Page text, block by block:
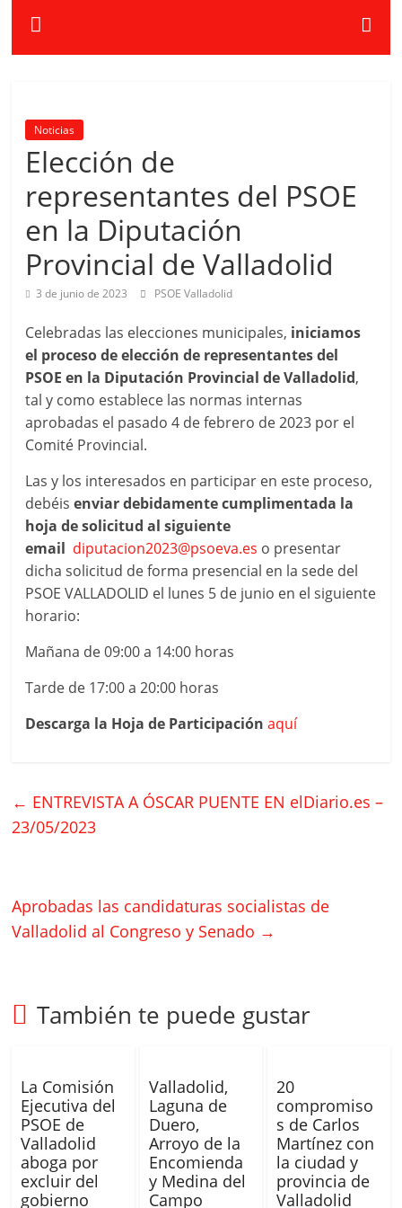
Noticias
Elección de
representantes del PSOE
en la Diputación
Provincial de Valladolid
3 de junio de 2023 PSOE Valladolid
Celebradas las elecciones municipales, iniciamos
el proceso de elección de representantes del
PSOE en la Diputación Provincial de Valladolid,
tal y como establece las normas internas
aprobadas el pasado 4 de febrero de 2023 por el
Comité Provincial.
Las y los interesados en participar en este proceso,
debéisenviar debidamente cumplimentada la
hoja de solicitud al siguiente
email diputacion2023@psoeva.es o presentar
dicha solicitud de forma presencial en la sede del
PSOE VALLADOLID el lunes 5 de junio en el siguiente
horario:
Mañana de 09:00 a 14:00 horas
Tarde de 17:00 a 20:00 horas
Descarga la Hoja de Participación aquí
← ENTREVISTA A ÓSCAR PUENTE EN elDiario.es –
23/05/2023
Aprobadas las candidaturas socialistas de
Valladolid al Congreso y Senado →
También te puede gustar
La Comisión
Ejecutiva del
PSOE de
Valladolid
aboga por
excluir del
gobierno
Valladolid,
Laguna de
Duero,
Arroyo de la
Encomienda
y Medina del
Campo
20
compromiso
s de Carlos
Martínez con
la ciudad y
provincia de
Valladolid